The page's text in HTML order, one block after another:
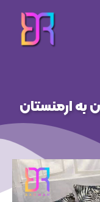
به ارمنستان